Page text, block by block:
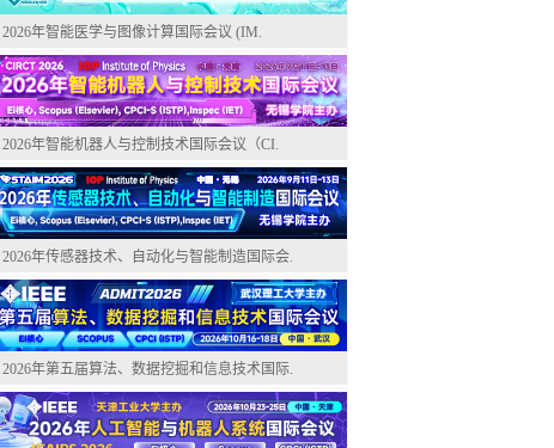
2026年智能医学与图像计算国际会议 (IM.
2026年智能机器人与控制技术国际会议（CI.
2026年传感器技术、自动化与智能制造国际会.
2026年第五届算法、数据挖掘和信息技术国际.